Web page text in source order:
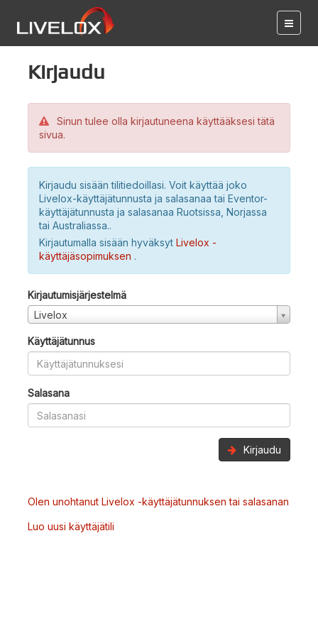
Kirjaudu
Sinun tulee olla kirjautuneena käyttääksesi tätä
sivua.
Kirjaudu sisään tilitiedoillasi. Voit käyttää joko
Livelox-käyttäjätunnusta ja salasanaa tai Eventor-
käyttäjätunnusta ja salasanaa Ruotsissa, Norjassa
tai Australiassa..
Kirjautumalla sisään hyväksyt Livelox -
käyttäjäsopimuksen .
Kirjautumisjärjestelmä
Livelox
Käyttäjätunnus
Salasana
Kirjaudu
Olen unohtanut Livelox -käyttäjätunnuksen tai salasanan
Luo uusi käyttäjätili